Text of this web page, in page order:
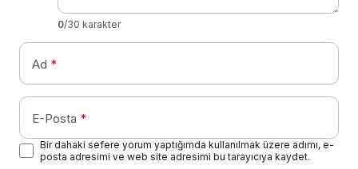
0/30 karakter
Ad *
E-Posta *
Bir dahaki sefere yorum yaptığımda kullanılmak üzere adımı, e-
posta adresimi ve web site adresimi bu tarayıcıya kaydet.